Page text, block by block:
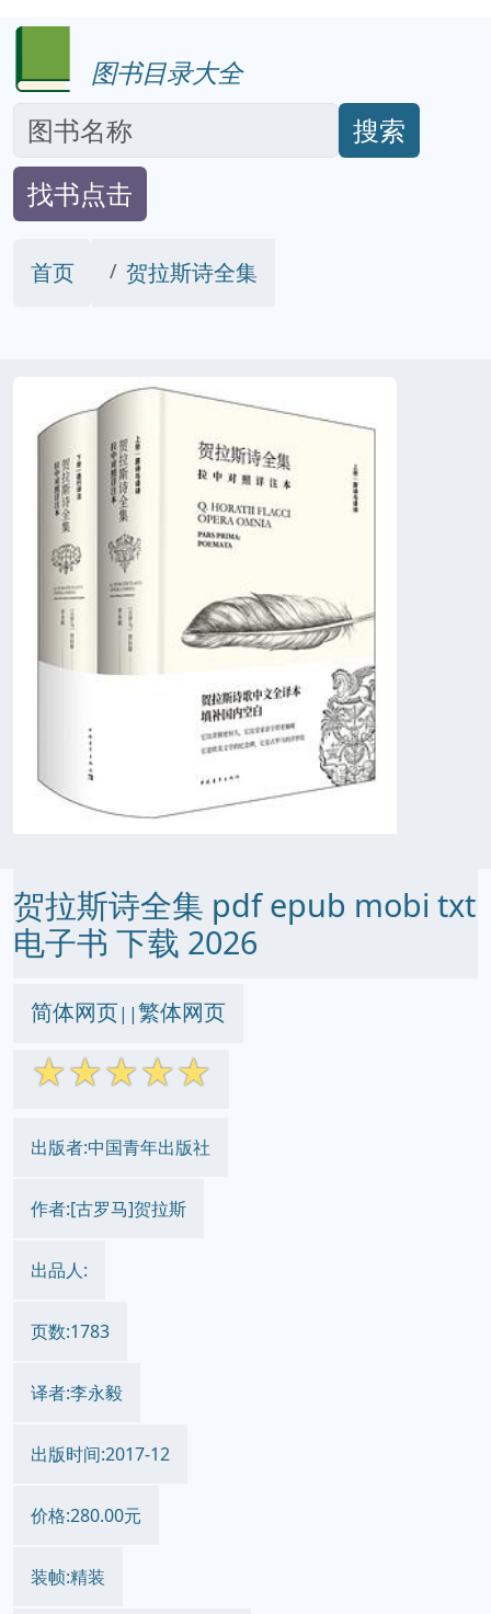
图书目录大全
搜索
找书点击
首页 贺拉斯诗全集
贺拉斯诗全集 pdf epub mobi txt
电子书 下载 2026
简体网页||繁体网页
☆☆☆☆☆
出版者:中国青年出版社
作者:[古罗马]贺拉斯
出品人:
页数:1783
译者:李永毅
出版时间:2017-12
价格:280.00元
装帧:精装